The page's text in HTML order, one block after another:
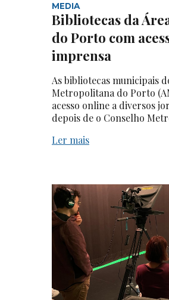
MEDIA
Bibliotecas da
do Porto com
imprensa
As bibliotecas municipais
Metropolitana do Porto
acesso online a diversos
depois de o Conselho
Ler mais